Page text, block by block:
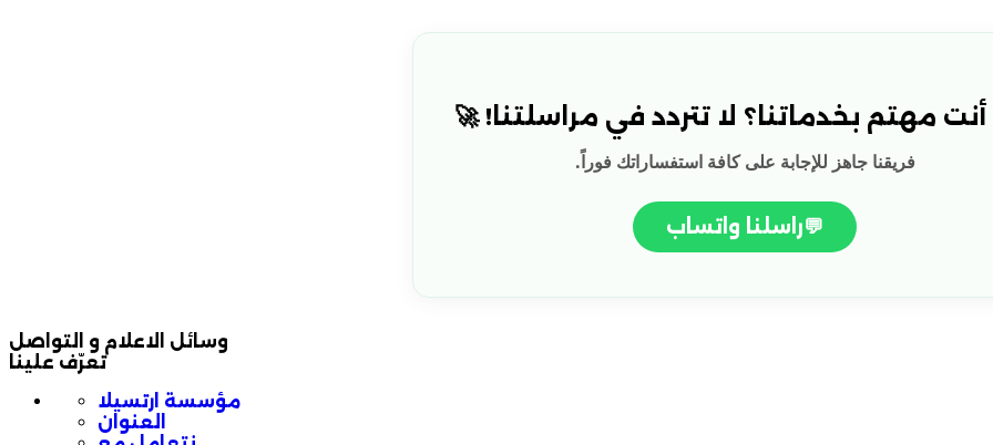
مهتم بخدماتنا؟ لا تتردد في مراسلتنا! 🚀
فريقنا جاهز للإجابة على كافة استفساراتك فوراً.
💬راسلنا واتساب
وسائل الاعلام و التواصل
تعرّف علينا
مؤسسة ارتسيلا
العنوان